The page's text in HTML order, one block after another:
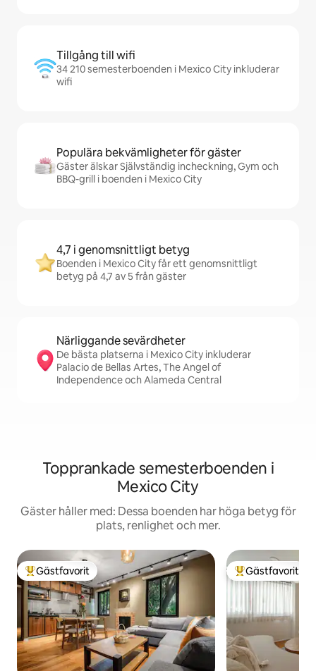
Tillgång till wifi
34 210 semesterboenden i Mexico City inkluderar
wifi
Populära bekvämligheter för gäster
Gäster älskar Självständig incheckning, Gym och
BBQ-grill i boenden i Mexico City
4,7 i genomsnittligt betyg
Boenden i Mexico City får ett genomsnittligt
betyg på 4,7 av 5 från gäster
Närliggande sevärdheter
De bästa platserna i Mexico City inkluderar
Palacio de Bellas Artes, The Angel of
Independence och Alameda Central
Topprankade semesterboenden i
Mexico City
Gäster håller med: Dessa boenden har höga betyg för
plats, renlighet och mer.
Populär gästfavorit
Gästfavorit Populär
Gästfavorit